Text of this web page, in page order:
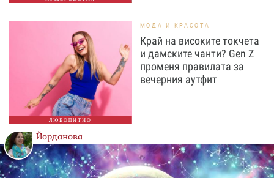
ЛЮБОПИТНО
МОДА И КРАСОТА
Край на високите токчета
и дамските чанти? Gen Z
променя правилата за
вечерния аутфит
Йорданова